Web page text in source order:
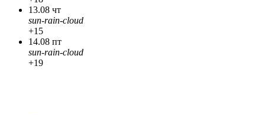
13.08 чт
sun-rain-cloud
+15
14.08 пт
sun-rain-cloud
+19